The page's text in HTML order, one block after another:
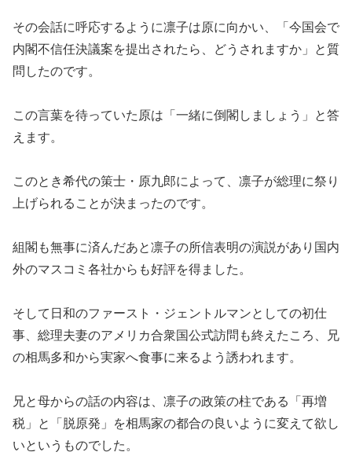
その会話に呼応するように凛子は原に向かい、「今国会で
内閣不信任決議案を提出されたら、どうされますか」と質
問したのです。
この言葉を待っていた原は「一緒に倒閣しましょう」と答
えます。
このとき希代の策士・原九郎によって、凛子が総理に祭り
上げられることが決まったのです。
組閣も無事に済んだあと凛子の所信表明の演説があり国内
外のマスコミ各社からも好評を得ました。
そして日和のファースト・ジェントルマンとしての初仕
事、総理夫妻のアメリカ合衆国公式訪問も終えたころ、兄
の相馬多和から実家へ食事に来るよう誘われます。
兄と母からの話の内容は、凛子の政策の柱である「再増
税」と「脱原発」を相馬家の都合の良いように変えて欲し
いというものでした。